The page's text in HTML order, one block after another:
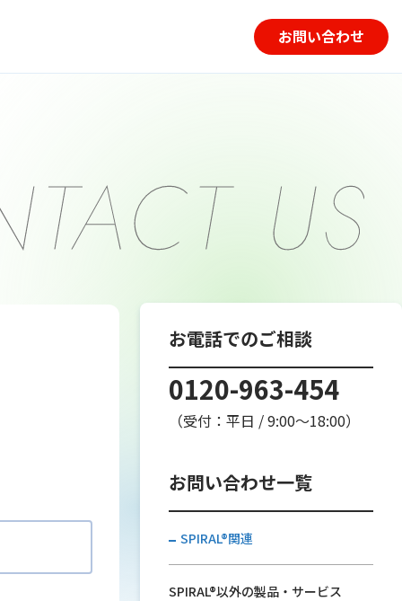
お問い合わせ
お電話でのご相談
0120-963-454
（受付：平日 / 9:00〜18:00）
お問い合わせ一覧
SPIRAL®関連
SPIRAL®以外の製品・サービス